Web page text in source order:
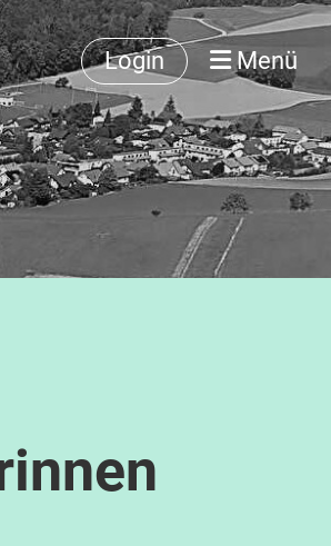
Login Menü